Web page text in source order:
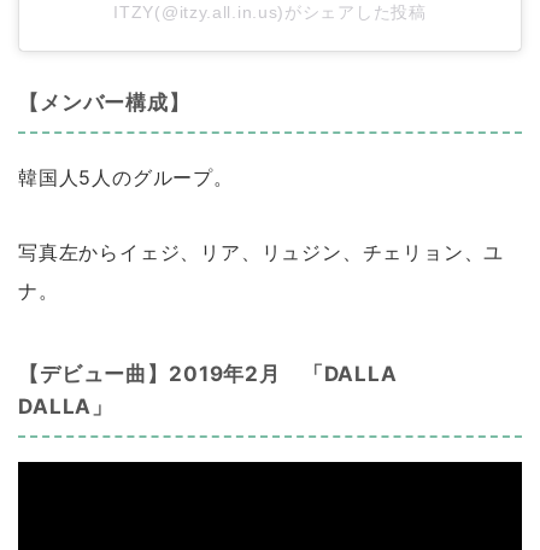
ITZY(@itzy.all.in.us)がシェアした投稿
【メンバー構成】
韓国人5人のグループ。
写真左からイェジ、リア、リュジン、チェリョン、ユ
ナ。
【デビュー曲】2019年2月 「DALLA
DALLA」